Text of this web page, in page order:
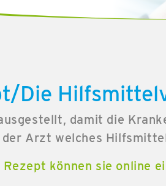
Die
damit die
Arzt welches
können sie online